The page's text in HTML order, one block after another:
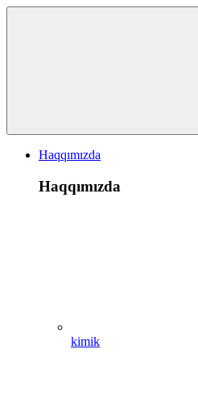
Haqqımızda
Haqqımızda
kimik